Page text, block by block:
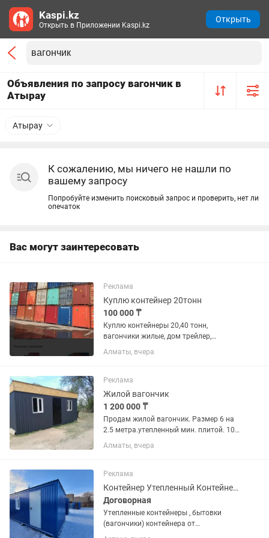
Объявления по запросу вагончик в
Атырау
Атырау
К сожалению, мы ничего не нашли по
вашему запросу
Попробуйте изменить поисковый запрос и проверить, нет ли
опечаток
Вас могут заинтересовать
Реклама
Куплю контейнер 20тонн
100 000 ₸
Куплю контейнеры 20,40 тонн,
вагончики жилые, дом трейлер,
мобильный трейлер б/у в любом
состоянии, вывоз 24/7
Алматы, вчера
Реклама
Жилой вагончик
1 200 000 ₸
Продам жилой вагончик. Размер 6 на
2.5 метра.утепленный мин. плитой. 10
см. Можно использовать для
проживания или как торговую точку.
изготовление вагончиков любых
размеров....
Алматы, вчера
Реклама
Контейнер Утепленный Контейнер Жилой Бытовка
Договорная
Утепленные контейнеры , бытовки
(вагончики) контейнера от
производителя — без переплат и
Kaspi.kz
Открыть в Приложении Kaspi.kz
Открыть